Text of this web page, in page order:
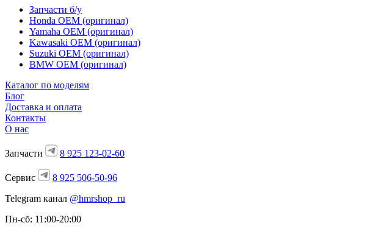
Запчасти б/у
Honda OEM (оригинал)
Yamaha OEM (оригинал)
Kawasaki OEM (оригинал)
Suzuki OEM (оригинал)
BMW OEM (оригинал)
Каталог по моделям
Блог
Доставка и оплата
Контакты
О нас
Запчасти 8 925 123-02-60
Сервис
8 925 506-50-96
Telegram канал @hmrshop_ru
Пн-сб: 11:00-20:00